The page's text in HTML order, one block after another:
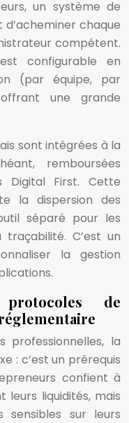
un système de
chaque
compétent.
configurable en
(par équipe, par
une grande
sont intégrées à la
remboursées
Digital First. Cette
la dispersion des
séparé pour les
C’est un
la gestion
de
professionnelles, la
: c’est un prérequis
confient à
liquidités, mais
sensibles sur leurs